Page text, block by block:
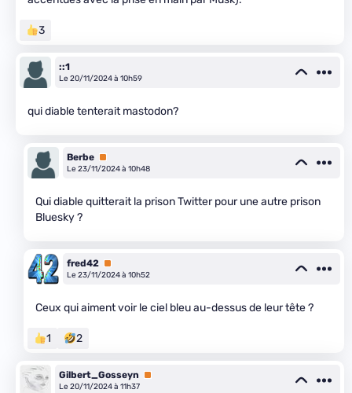
3
::1
Le 20/11/2024 à 10h59
qui diable tenterait mastodon?
Berbe Premium
Le 23/11/2024 à 10h48
Qui diable quitterait la prison Twitter pour une autre prison
Bluesky ?
fred42 Premium
Le 23/11/2024 à 10h52
Ceux qui aiment voir le ciel bleu au-dessus de leur tête ?
1 2
Gilbert_Gosseyn
Premium
Le 20/11/2024 à 11h37